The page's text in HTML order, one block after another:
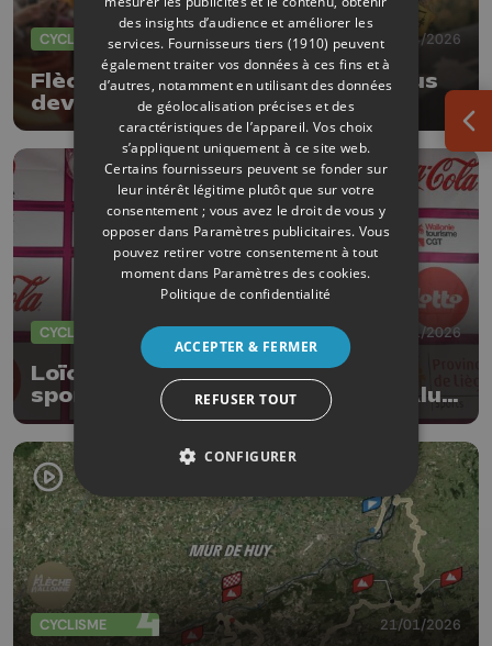
CYCLISME 21/04/2026
Flèche Wallonne 2026: ce que vous
devez savoir
CYCLISME 27/01/2026
Loïc Vliegen devient directeur
sportif de l'équipe Color Code - Alu
CYCLISME 21/01/2026
des insights d’audience et améliorer les
services. Fournisseurs tiers (1910) peuvent
également traiter vos données à ces fins et à
d’autres, notamment en utilisant des données
de géolocalisation précises et des
caractéristiques de l’appareil. Vos choix
s’appliquent uniquement à ce site web.
Certains fournisseurs peuvent se fonder sur
leur intérêt légitime plutôt que sur votre
consentement ; vous avez le droit de vous y
opposer dans Paramètres publicitaires. Vous
pouvez retirer votre consentement à tout
moment dans Paramètres des cookies.
Politique de confidentialité
ACCEPTER & FERMER
REFUSER TOUT
CONFIGURER